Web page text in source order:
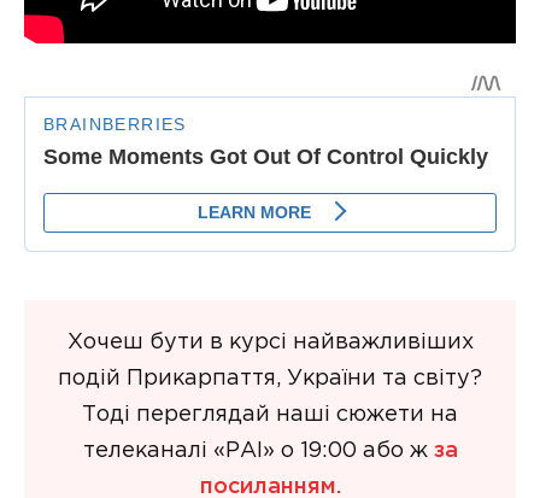
Хочеш бути в курсі найважливіших
подій Прикарпаття, України та світу?
Тоді переглядай наші сюжети на
телеканалі «РАІ» о 19:00 або ж за
посиланням.